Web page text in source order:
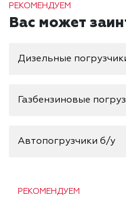
РЕКОМЕНДУЕМ
Вас может
Дизельные
Газбензиновые
Автопогрузчики б/у
РЕКОМЕНДУЕМ